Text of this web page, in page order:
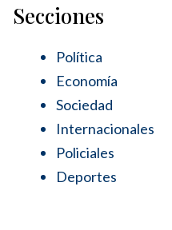
Secciones
Política
Economía
Sociedad
Internacionales
Policiales
Deportes